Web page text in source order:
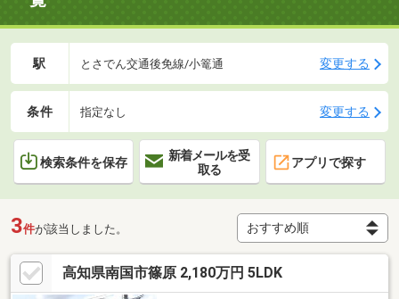
駅 とさでん交通後免線/小篭通 変更する
条件 指定なし 変更する
検索条件を保存
新着メールを受
取る
アプリで探す
3件が該当しました。
高知県南国市篠原 2,180万円 5LDK